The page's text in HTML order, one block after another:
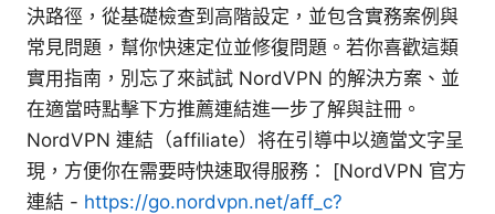
決路徑，從基礎檢查到高階設定，並包含實務案例與
常見問題，幫你快速定位並修復問題。若你喜歡這類
實用指南，別忘了來試試 NordVPN 的解決方案、並
在適當時點擊下方推薦連結進一步了解與註冊。
NordVPN 連結（affiliate）将在引導中以適當文字呈
現，方便你在需要時快速取得服務： [NordVPN 官方
連結 - https://go.nordvpn.net/aff_c?